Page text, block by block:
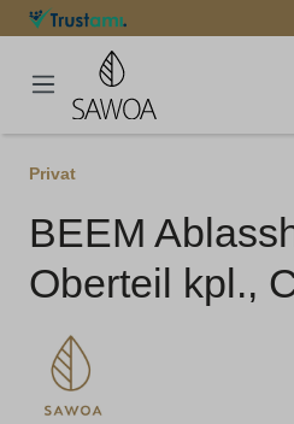
springen
Privat
BEEM
Oberteil kpl.,